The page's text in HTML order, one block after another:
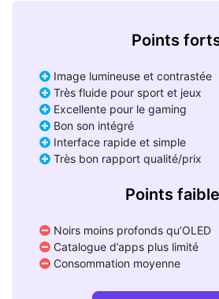
Points
Image lumineuse et contrastée
Très fluide pour sport et jeux
Excellente pour le gaming
Bon son intégré
Interface rapide et simple
Très bon rapport qualité/prix
Points
Noirs moins profonds qu’OLED
Catalogue d’apps plus limité
Consommation moyenne